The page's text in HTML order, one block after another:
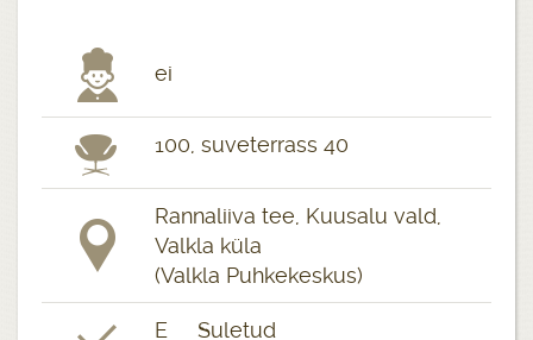
ei
100, suveterrass 40
Rannaliiva tee, Kuusalu vald,
Valkla küla
(Valkla Puhkekeskus)
E Suletud